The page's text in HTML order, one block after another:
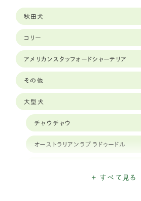
秋田犬
コリー
アメリカンスタッフォードシャーテリア
その他
大型犬
チャウチャウ
オーストラリアンラブラドゥードル
+ すべて見る